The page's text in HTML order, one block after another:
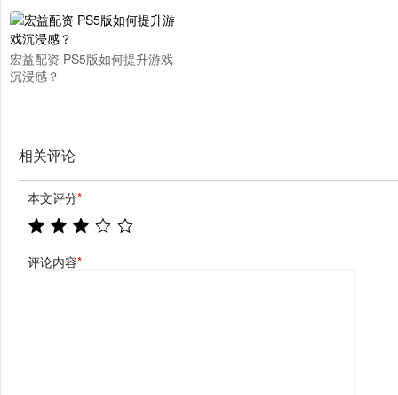
宏益配资 PS5版如何提升游戏
沉浸感？
相关评论
本文评分*
评论内容*